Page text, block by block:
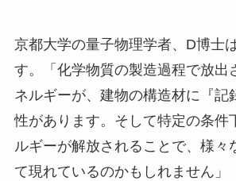
京都大学の量子物理学者、D博士
す。「化学物質の製造過程で放出
ネルギーが、建物の構造材に『記
性があります。そして特定の条件
ルギーが解放されることで、様々
て現れているのかもしれません」